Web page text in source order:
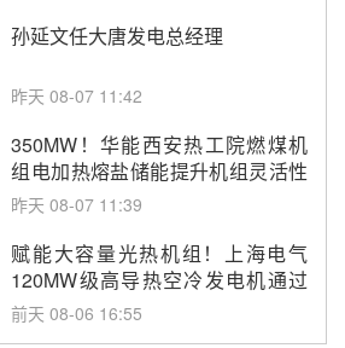
孙延文任大唐发电总经理
昨天 08-07 11:42
350MW！华能西安热工院燃煤机
组电加热熔盐储能提升机组灵活性
改造项目初步设计第三方评审服务
昨天 08-07 11:39
赋能大容量光热机组！上海电气
120MW级高导热空冷发电机通过
型式试验
前天 08-06 16:55